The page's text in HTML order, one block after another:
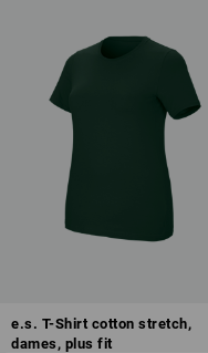
e.s. T-Shirt cotton stretch,
dames, plus fit